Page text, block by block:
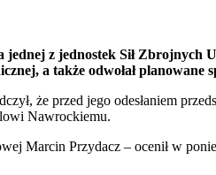
jednej z jednostek Sił
a także odwołał planowane
że przed jego odesłaniem
Nawrockiemu.
Marcin Przydacz – ocenił w